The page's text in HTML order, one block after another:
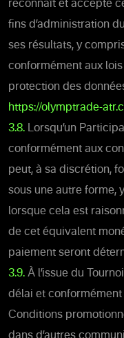
reconnaît et accepte
fins d’administration
ses résultats, y
conformément aux
protection des
https://olymptrade-
3.8. Lorsqu’un
conformément aux
peut, à sa discrétion,
sous une autre forme,
lorsque cela est
de cet équivalent
paiement seront
3.9. À l’issue du
délai et
Conditions